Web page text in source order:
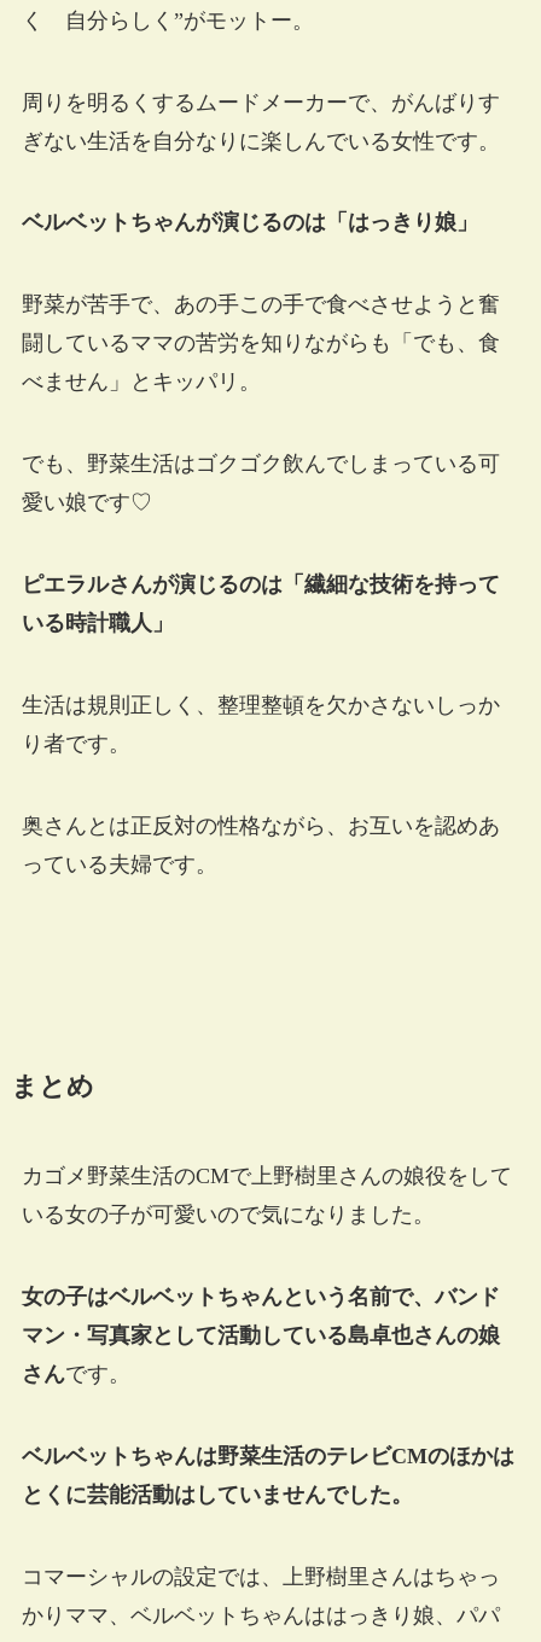
く 自分らしく”がモットー。
周りを明るくするムードメーカーで、がんばりす
ぎない生活を自分なりに楽しんでいる女性です。
ベルベットちゃんが演じるのは「はっきり娘」
野菜が苦手で、あの手この手で食べさせようと奮
闘しているママの苦労を知りながらも「でも、食
べません」とキッパリ。
でも、野菜生活はゴクゴク飲んでしまっている可
愛い娘です♡
ピエラルさんが演じるのは「繊細な技術を持って
いる時計職人」
生活は規則正しく、整理整頓を欠かさないしっか
り者です。
奥さんとは正反対の性格ながら、お互いを認めあ
っている夫婦です。
まとめ
カゴメ野菜生活のCMで上野樹里さんの娘役をして
いる女の子が可愛いので気になりました。
女の子はベルベットちゃんという名前で、バンド
マン・写真家として活動している島卓也さんの娘
さんです。
ベルベットちゃんは野菜生活のテレビCMのほかは
とくに芸能活動はしていませんでした。
コマーシャルの設定では、上野樹里さんはちゃっ
かりママ、ベルベットちゃんははっきり娘、パパ